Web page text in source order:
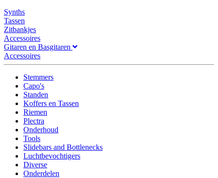
Synths
Tassen
Zitbankjes
Accessoires
Gitaren en Basgitaren
Accessoires
Stemmers
Capo's
Standen
Koffers en Tassen
Riemen
Plectra
Onderhoud
Tools
Slidebars and Bottlenecks
Luchtbevochtigers
Diverse
Onderdelen